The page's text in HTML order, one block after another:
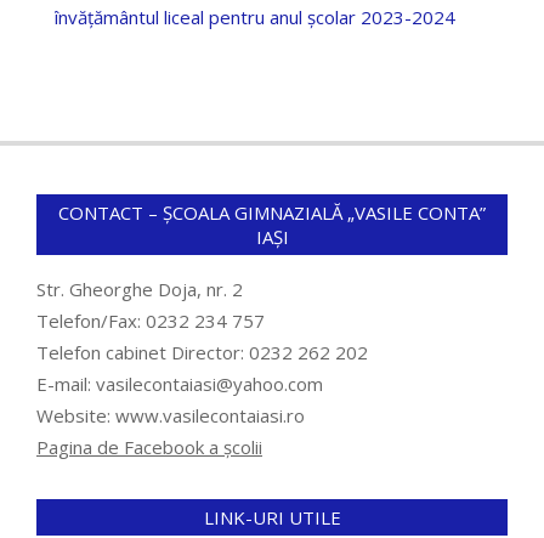
învățământul liceal pentru anul școlar 2023-2024
CONTACT – ȘCOALA GIMNAZIALĂ „VASILE CONTA”
IAȘI
Str. Gheorghe Doja, nr. 2
Telefon/Fax: 0232 234 757
Telefon cabinet Director: 0232 262 202
E-mail: vasilecontaiasi@yahoo.com
Website: www.vasilecontaiasi.ro
Pagina de Facebook a școlii
LINK-URI UTILE